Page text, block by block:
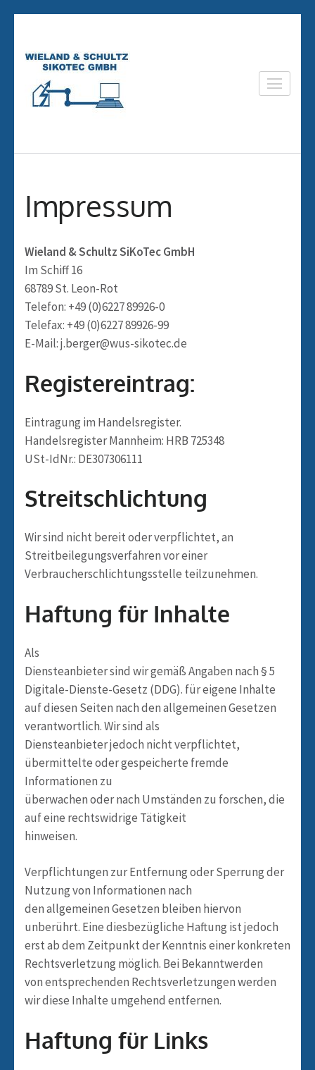
springen
(Eingabetaste
drücken)
Wieland & Schultz
Impressum
Wieland & Schultz SiKoTec GmbH
Im Schiff 16
68789 St. Leon-Rot
Telefon: +49 (0)6227 89926-0
Telefax: +49 (0)6227 89926-99
E-Mail: j.berger@wus-sikotec.de
Registereintrag:
Eintragung im Handelsregister.
Handelsregister Mannheim: HRB 725348
USt-IdNr.: DE307306111
Streitschlichtung
Wir sind nicht bereit oder verpflichtet, an
Streitbeilegungsverfahren vor einer
Verbraucherschlichtungsstelle teilzunehmen.
Haftung für Inhalte
Als
Diensteanbieter sind wir gemäß Angaben nach § 5
Digitale-Dienste-Gesetz (DDG). für eigene Inhalte
auf diesen Seiten nach den allgemeinen Gesetzen
verantwortlich. Wir sind als
Diensteanbieter jedoch nicht verpflichtet,
übermittelte oder gespeicherte fremde
Informationen zu
überwachen oder nach Umständen zu forschen, die
auf eine rechtswidrige Tätigkeit
hinweisen.
Verpflichtungen zur Entfernung oder Sperrung der
Nutzung von Informationen nach
den allgemeinen Gesetzen bleiben hiervon
unberührt. Eine diesbezügliche Haftung ist jedoch
erst ab dem Zeitpunkt der Kenntnis einer konkreten
Rechtsverletzung möglich. Bei Bekanntwerden
von entsprechenden Rechtsverletzungen werden
wir diese Inhalte umgehend entfernen.
Haftung für Links